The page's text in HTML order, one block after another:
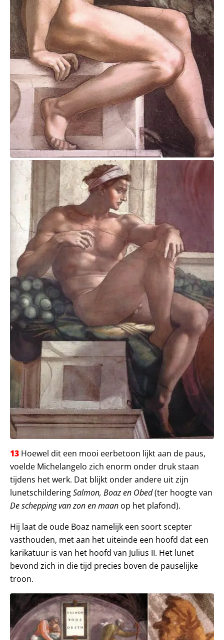
13 Hoewel dit een mooi eerbetoon lijkt aan de paus,
voelde Michelangelo zich enorm onder druk staan
tijdens het werk. Dat blijkt onder andere uit zijn
lunetschilderingSalmon, Boaz en Obed(ter hoogte van
De schepping van zon en maan op het plafond).
Hij laat de oude Boaz namelijk een soort scepter
vasthouden, met aan het uiteinde een hoofd dat een
karikatuur is van het hoofd van Julius II. Het lunet
bevond zich in die tijd precies boven de pauselijke
troon.